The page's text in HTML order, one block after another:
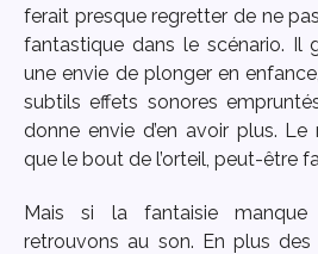
ferait presque regretter de ne
fantastique dans le scénario. Il
une envie de plonger en
subtils effets sonores
donne envie d’en avoir plus. Le
que le bout de l’orteil, peut-être
Mais si la fantaisie
retrouvons au son. En plus